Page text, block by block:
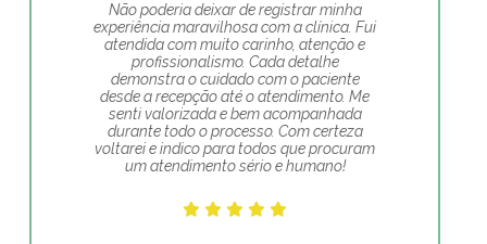
Não poderia deixar de registrar minha
experiência maravilhosa com a clínica. Fui
atendida com muito carinho, atenção e
profissionalismo. Cada detalhe
demonstra o cuidado com o paciente
desde a recepção até o atendimento. Me
senti valorizada e bem acompanhada
durante todo o processo. Com certeza
voltarei e indico para todos que procuram
um atendimento sério e humano!